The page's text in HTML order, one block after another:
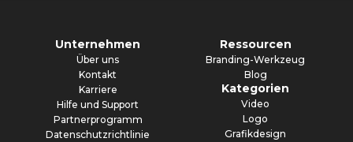
Unternehmen
Über uns
Kontakt
Karriere
Hilfe und Support
Partnerprogramm
Datenschutzrichtlinie
Ressourcen
Branding-Werkzeug
Blog
Kategorien
Video
Logo
Grafikdesign